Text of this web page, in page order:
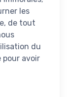
les
de tout
du
pour avoir